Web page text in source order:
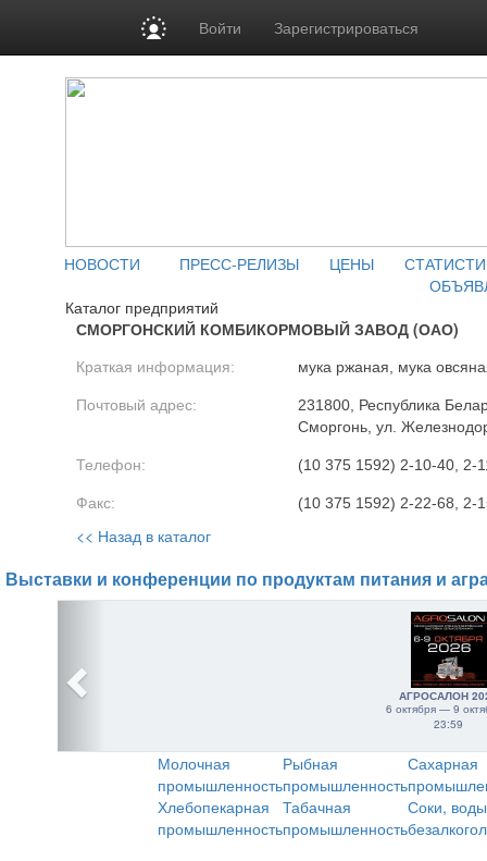
Войти Зарегистрироваться
НОВОСТИ ПРЕСС-РЕЛИЗЫ ЦЕНЫ
Каталог предприятий
СМОРГОНСКИЙ КОМБИКОРМОВЫЙ ЗАВОД (ОАО)
Краткая информация: мука ржаная, мука
Почтовый адрес:
231800, Республика
Сморгонь, ул.
Телефон: (10 375 1592) 2-10-40, 2-
Факс: (10 375 1592) 2-22-68, 2-
<< Назад в каталог
Выставки и конференции по продуктам питания и
АГРОСАЛОН
6 октября — 9
23:59
Молочная
промышленность
Рыбная
промышленность
Сахарная
Хлебопекарная
промышленность
Табачная
промышленность
Соки,